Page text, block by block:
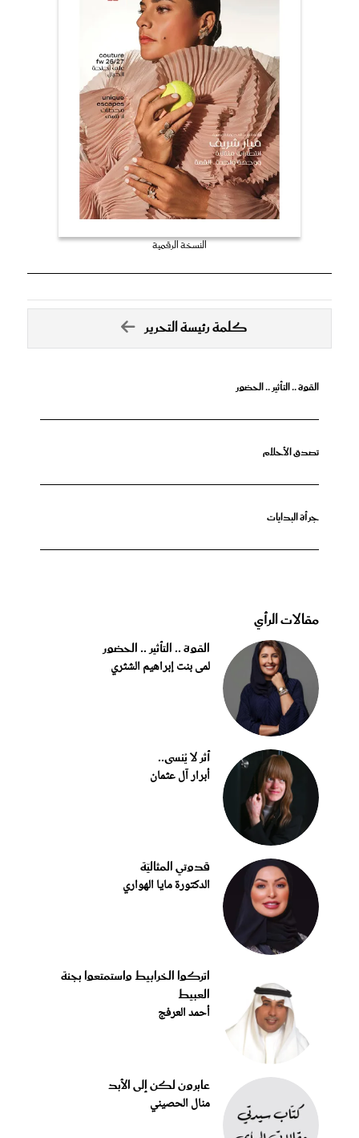
النسخة الرقمية
كلمة رئيسة التحرير
القوة .. التأثير .. الحضور
تصدق الأحلام
جرأة البدايات
مقالات الرأي
القوة .. التأثير .. الحضور
لمى بنت إبراهيم الشثري
أثر لا يُنسى..
أبرار آل عثمان
قدوتي المثاليّة
الدكتورة مايا الهواري
اتركوا الخرابيط واستمتعوا بجنة
العبيط
أحمد العرفج
عابرون لكن إلى الأبد
منال الحصيني